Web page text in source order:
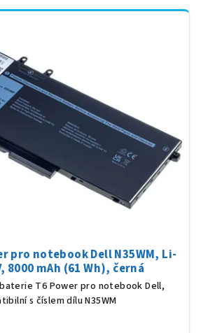
pro notebook Dell N35WM, Li-
8000 mAh (61 Wh), černá
T6 Power pro notebook Dell,
s číslem dílu N35WM